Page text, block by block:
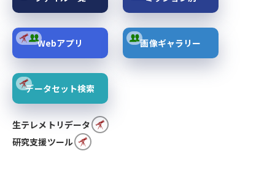
Webアプリ 画像ギャラリー
データセット検索
生テレメトリデータ
研究支援ツール